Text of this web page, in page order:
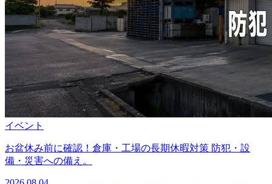
イベント
お盆休み前に確認！倉庫・工場の長期休暇対策 防犯・設
備・災害への備え。